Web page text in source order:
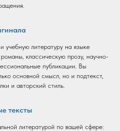
учебную литературу на языке
классическую прозу, научно-
публикации. Вы
основной смысл, но и подтекст,
и авторский стиль.
тексты
литературой по вашей сфере: